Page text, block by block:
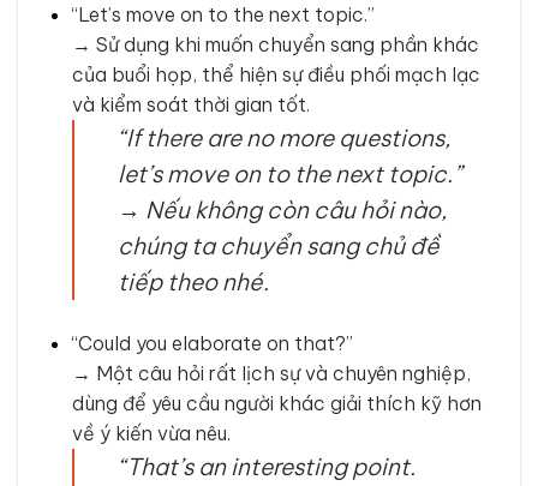
“Let’s move on to the next topic.”
→ Sử dụng khi muốn chuyển sang phần khác
của buổi họp, thể hiện sự điều phối mạch lạc
và kiểm soát thời gian tốt.
“If there are no more questions,
let’s move on to the next topic.”
→ Nếu không còn câu hỏi nào,
chúng ta chuyển sang chủ đề
tiếp theo nhé.
“Could you elaborate on that?”
→ Một câu hỏi rất lịch sự và chuyên nghiệp,
dùng để yêu cầu người khác giải thích kỹ hơn
về ý kiến vừa nêu.
“That’s an interesting point.